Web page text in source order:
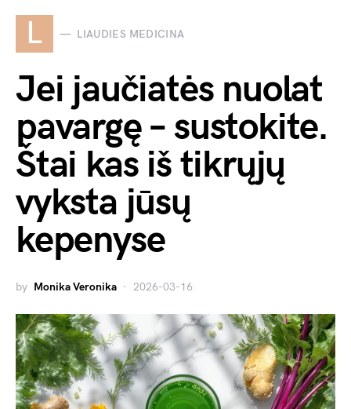
L LIAUDIES MEDICINA
Jei jaučiatės nuolat
pavargę – sustokite.
Štai kas iš tikrųjų
vyksta jūsų
kepenyse
by Monika Veronika 2026-03-16